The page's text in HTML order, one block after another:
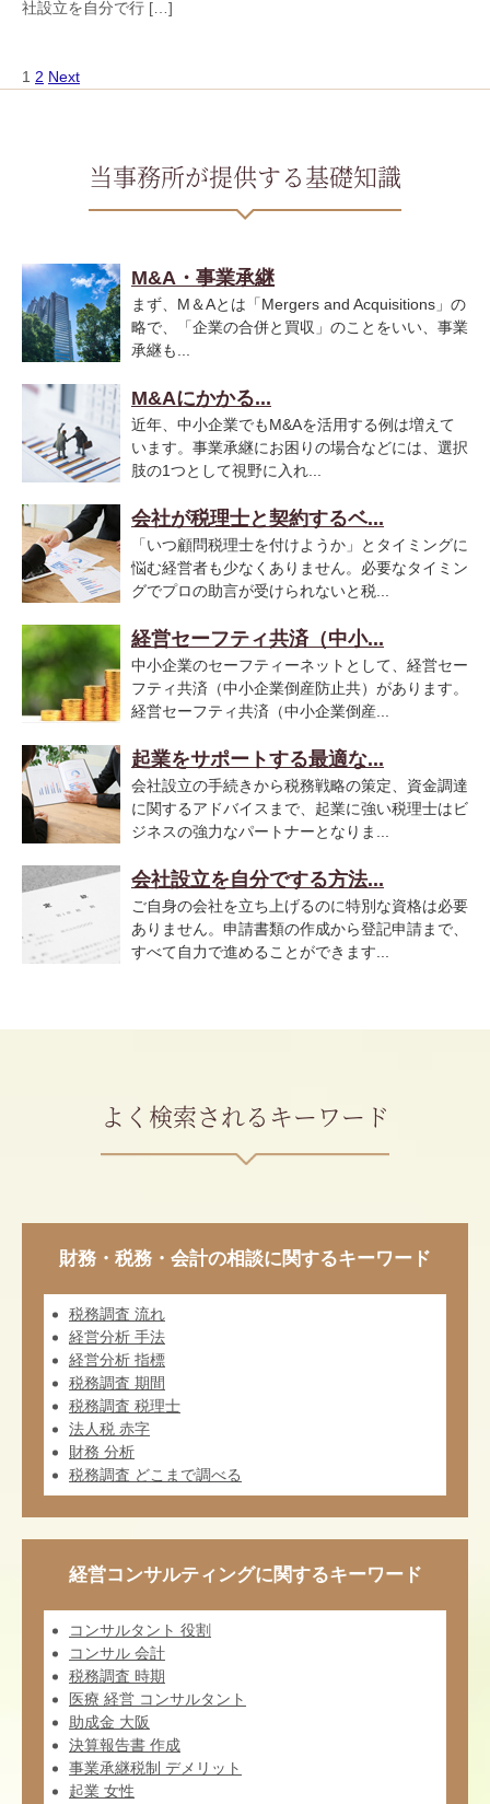
社設立を自分で行 […]
1 2 Next
当事務所が提供する基礎知識
M&A・事業承継
まず、M＆Aとは「Mergers and Acquisitions」の
略で、「企業の合併と買収」のことをいい、事業
承継も...
M&Aにかかる...
近年、中小企業でもM&Aを活用する例は増えて
います。事業承継にお困りの場合などには、選択
肢の1つとして視野に入れ...
会社が税理士と契約するベ...
「いつ顧問税理士を付けようか」とタイミングに
悩む経営者も少なくありません。必要なタイミン
グでプロの助言が受けられないと税...
経営セーフティ共済（中小...
中小企業のセーフティーネットとして、経営セー
フティ共済（中小企業倒産防止共）があります。
経営セーフティ共済（中小企業倒産...
起業をサポートする最適な...
会社設立の手続きから税務戦略の策定、資金調達
に関するアドバイスまで、起業に強い税理士はビ
ジネスの強力なパートナーとなりま...
会社設立を自分でする方法...
ご自身の会社を立ち上げるのに特別な資格は必要
ありません。申請書類の作成から登記申請まで、
すべて自力で進めることができます...
よく検索されるキーワード
財務・税務・会計の相談に関するキーワード
税務調査 流れ
経営分析 手法
経営分析 指標
税務調査 期間
税務調査 税理士
法人税 赤字
財務 分析
税務調査 どこまで調べる
経営コンサルティングに関するキーワード
コンサルタント 役割
コンサル 会計
税務調査 時期
医療 経営 コンサルタント
助成金 大阪
決算報告書 作成
事業承継税制 デメリット
起業 女性